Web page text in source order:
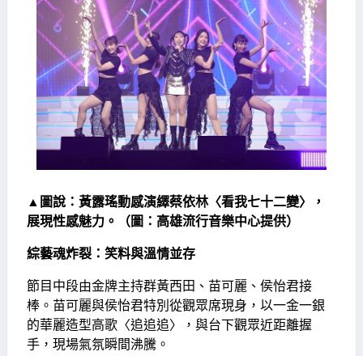
▲圖說：黃露瑤動感演繹蔡依林〈看我七十二變〉，
展現性感魅力。（圖：高雄流行音樂中心提供）
綜藝魂炸裂：笑料與溫情並存
節目中段由金牌主持群黃西田、苗可麗、侯怡君接
棒。苗可麗與侯怡君特別從觀眾席現身，以一金一銀
的華麗造型高歌〈追追追〉，與台下觀眾近距離握
手，現場氣氛瞬間沸騰。